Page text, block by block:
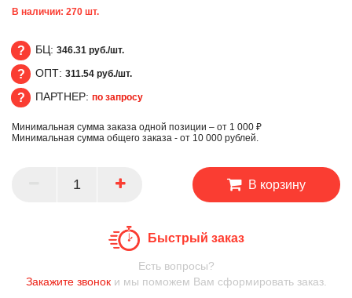
В наличии: 270 шт.
БЦ
БЦ: 346.31 руб./шт.
ОПТ
ОПТ: 311.54 руб./шт.
ПАРТНЕР
ПАРТНЕР: по запросу
Минимальная сумма заказа одной позиции – от 1 000 ₽
Минимальная сумма общего заказа - от 10 000 рублей.
В корзину
Быстрый заказ
Есть вопросы?
Закажите звоноки мы поможем Вам сформировать заказ.